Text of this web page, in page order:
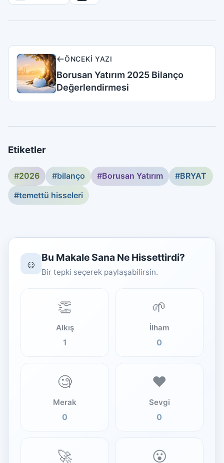
ÖNCEKI YAZI
Borusan Yatırım 2025 Bilanço
Değerlendirmesi
Etiketler
#2026 #bilanço #Borusan Yatırım
#BRYAT
#temettü hisseleri
☺️ Bu Makale Sana Ne Hissettirdi?
Bir tepki seçerek paylaşabilirsin.
👏
Alkış
1
🌱
İlham
0
🧐
Merak
0
❤️
Sevgi
0
🚀 😮